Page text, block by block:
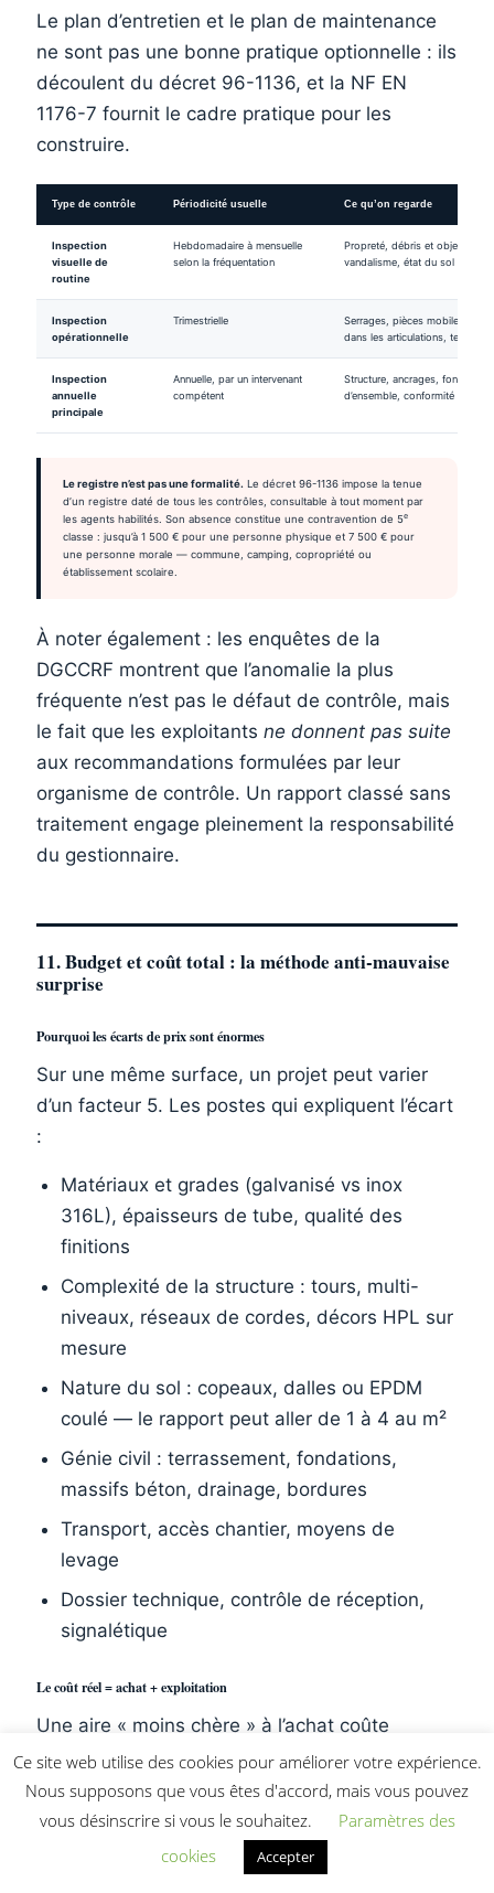
Le plan d’entretien et le plan de maintenance
ne sont pas une bonne pratique optionnelle : ils
découlent du décret 96-1136, et la NF EN
1176-7 fournit le cadre pratique pour les
construire.
Type de contrôle Périodicité usuelle Ce qu’on regarde
Inspection
visuelle de
routine
Hebdomadaire à mensuelle
selon la fréquentation
Propreté, débris et objets
vandalisme, état du sol de
Inspection
opérationnelle
Trimestrielle
Serrages, pièces mobiles,
dans les articulations, tension
Inspection
annuelle
principale
Annuelle, par un intervenant
compétent
Structure, ancrages,
d’ensemble, conformité globale
Le registre n’est pas une formalité. Le décret 96-1136 impose la tenue
d’un registre daté de tous les contrôles, consultable à tout moment par
les agents habilités. Son absence constitue une contravention de 5e
classe : jusqu’à 1 500 € pour une personne physique et 7 500 € pour
une personne morale — commune, camping, copropriété ou
établissement scolaire.
À noter également : les enquêtes de la
DGCCRF montrent que l’anomalie la plus
fréquente n’est pas le défaut de contrôle, mais
le fait que les exploitants ne donnent pas suite
aux recommandations formulées par leur
organisme de contrôle. Un rapport classé sans
traitement engage pleinement la responsabilité
du gestionnaire.
11. Budget et coût total : la méthode anti-mauvaise
surprise
Pourquoi les écarts de prix sont énormes
Sur une même surface, un projet peut varier
d’un facteur 5. Les postes qui expliquent l’écart
:
Matériaux et grades (galvanisé vs inox
316L), épaisseurs de tube, qualité des
finitions
Complexité de la structure : tours, multi-
niveaux, réseaux de cordes, décors HPL sur
mesure
Nature du sol : copeaux, dalles ou EPDM
coulé — le rapport peut aller de 1 à 4 au m²
Génie civil : terrassement, fondations,
massifs béton, drainage, bordures
Transport, accès chantier, moyens de
levage
Dossier technique, contrôle de réception,
signalétique
Le coût réel = achat + exploitation
Une aire « moins chère » à l’achat coûte
régulièrement plus cher sur dix ans si le sol est
sous-dimensionné (reprise complète à 3 ans),
si la maintenance est lourde, si les pièces
détachées sont introuvables ou si
l’immobilisation est fréquente. Raisonnez en
Ce site web utilise des cookies pour améliorer votre expérience.
Nous supposons que vous êtes d'accord, mais vous pouvez
vous désinscrire si vous le souhaitez.
Paramètres des
cookies
Accepter